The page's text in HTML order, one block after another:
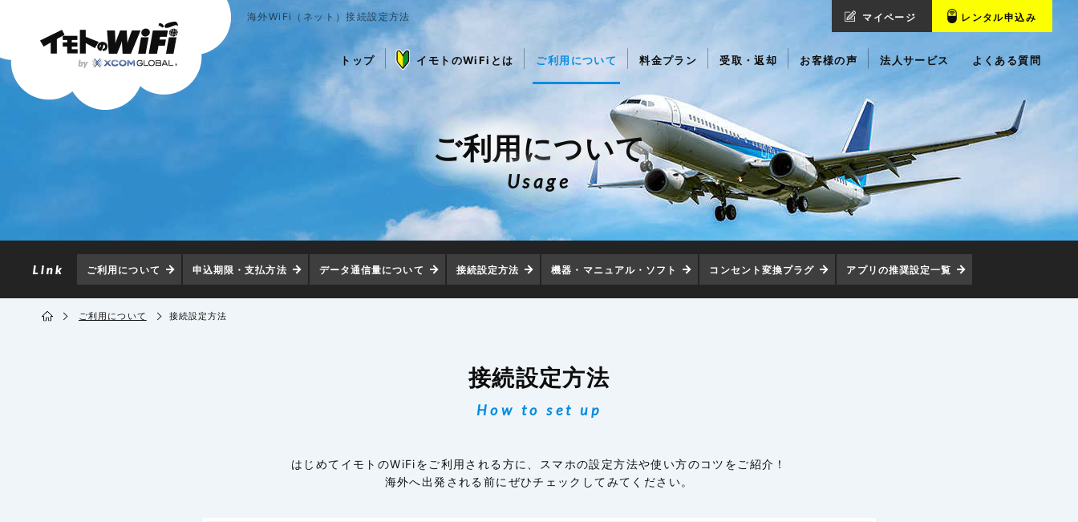
海外WiFi（ネット）接続設定方法 マイページ レンタル申込み
トップ イモトのWiFiとは ご利用について 料金プラン 受取・返却 お客様の声 法人サービス よくある質問
ご利用について
Usage
ご利用について 申込期限・支払方法 データ通信量について 接続設定方法 機器・マニュアル・ソフト コンセント変換プラグ アプリの推奨設定一覧
ご利用について 接続設定方法
接続設定方法
How to set up
はじめてイモトのWiFiをご利用される方に、スマホの設定方法や使い方のコツをご紹介！
海外へ出発される前にぜひチェックしてみてください。